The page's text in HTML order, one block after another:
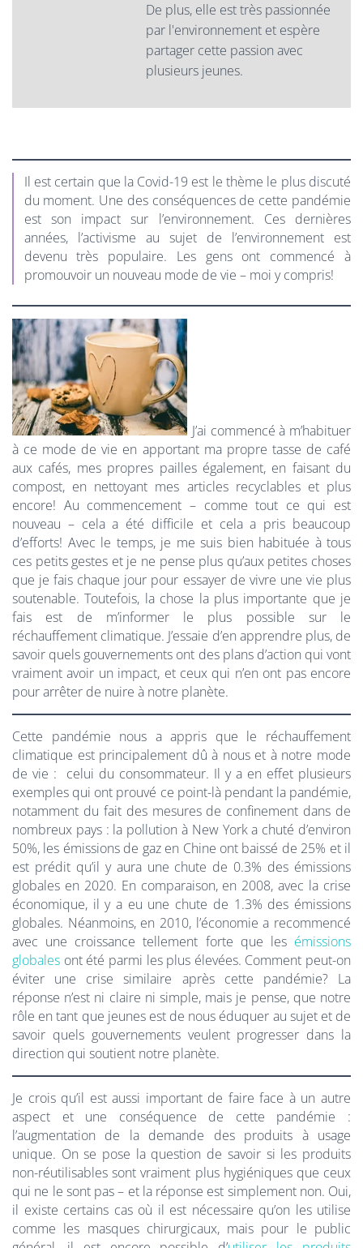
De plus, elle est très passionnée
par l'environnement et espère
partager cette passion avec
plusieurs jeunes.
Il est certain que la Covid-19 est le thème le plus discuté
du moment. Une des conséquences de cette pandémie
est son impact sur l’environnement. Ces dernières
années, l’activisme au sujet de l’environnement est
devenu très populaire. Les gens ont commencé à
promouvoir un nouveau mode de vie – moi y compris!
J’ai commencé à m’habituer
à ce mode de vie en apportant ma propre tasse de café
aux cafés, mes propres pailles également, en faisant du
compost, en nettoyant mes articles recyclables et plus
encore! Au commencement – comme tout ce qui est
nouveau – cela a été difficile et cela a pris beaucoup
d’efforts! Avec le temps, je me suis bien habituée à tous
ces petits gestes et je ne pense plus qu’aux petites choses
que je fais chaque jour pour essayer de vivre une vie plus
soutenable. Toutefois, la chose la plus importante que je
fais est de m’informer le plus possible sur le
réchauffement climatique. J’essaie d’en apprendre plus, de
savoir quels gouvernements ont des plans d’action qui vont
vraiment avoir un impact, et ceux qui n’en ont pas encore
pour arrêter de nuire à notre planète.
Cette pandémie nous a appris que le réchauffement
climatique est principalement dû à nous et à notre mode
de vie : celui du consommateur. Il y a en effet plusieurs
exemples qui ont prouvé ce point-là pendant la pandémie,
notamment du fait des mesures de confinement dans de
nombreux pays : la pollution à New York a chuté d’environ
50%, les émissions de gaz en Chine ont baissé de 25% et il
est prédit qu’il y aura une chute de 0.3% des émissions
globales en 2020. En comparaison, en 2008, avec la crise
économique, il y a eu une chute de 1.3% des émissions
globales. Néanmoins, en 2010, l’économie a recommencé
avec une croissance tellement forte que les émissions
globales ont été parmi les plus élevées. Comment peut-on
éviter une crise similaire après cette pandémie? La
réponse n’est ni claire ni simple, mais je pense, que notre
rôle en tant que jeunes est de nous éduquer au sujet et de
savoir quels gouvernements veulent progresser dans la
direction qui soutient notre planète.
Je crois qu’il est aussi important de faire face à un autre
aspect et une conséquence de cette pandémie :
l’augmentation de la demande des produits à usage
unique. On se pose la question de savoir si les produits
non-réutilisables sont vraiment plus hygiéniques que ceux
qui ne le sont pas – et la réponse est simplement non. Oui,
il existe certains cas où il est nécessaire qu’on les utilise
comme les masques chirurgicaux, mais pour le public